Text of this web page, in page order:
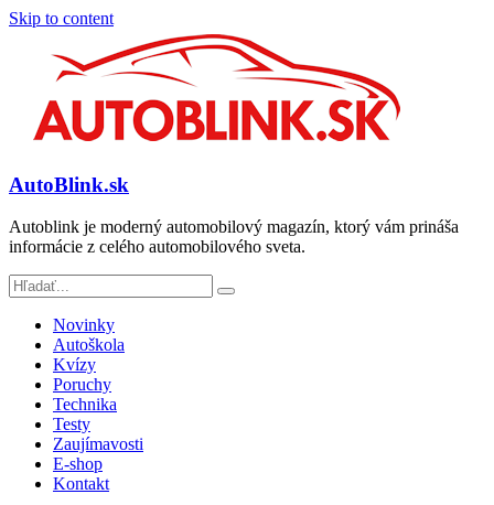
Skip to content
AutoBlink.sk
Autoblink je moderný automobilový magazín, ktorý vám prináša
informácie z celého automobilového sveta.
Novinky
Autoškola
Kvízy
Poruchy
Technika
Testy
Zaujímavosti
E-shop
Kontakt